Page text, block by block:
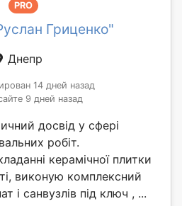
PRO
Гриценко"
Днепр
14 дней назад
9 дней назад
досвід у сфері
робіт.
керамічної плитки
виконую комплексний
і санвузлів під ключ , ...